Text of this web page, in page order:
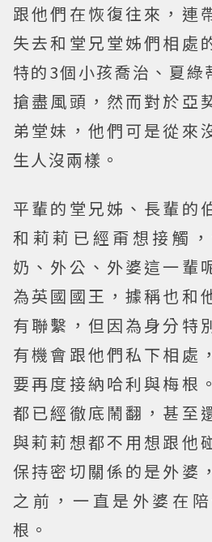
跟他們在恢復往來，連
失去和堂兄堂姊們相處
特的3個小孩喬治、夏綠
搶盡風頭，然而對於亞
弟堂妹，他們可是從來
生人沒兩樣。
平輩的堂兄姊、長輩的
和莉莉已經甭想接觸
奶、外公、外婆這一輩
為英國國王，據稱也和
有聯繫，但因為身分特
有機會跟他們私下相處
要再度接納哈利與梅根
都已經徹底鬧翻，甚至
與莉莉想都不用想跟他
保持密切關係的是外婆
之前，一直是外婆在
根。